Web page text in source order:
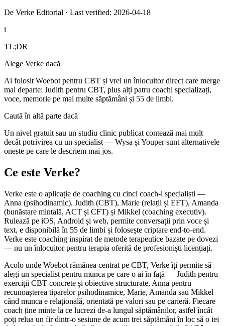
De Verke Editorial · Last verified: 2026-04-18
i
TL;DR
Alege Verke dacă
Ai folosit Woebot pentru CBT și vrei un înlocuitor direct care merge
mai departe: Judith pentru CBT, plus alți patru coachi specializați,
voce, memorie pe mai multe săptămâni și 55 de limbi.
Caută în altă parte dacă
Un nivel gratuit sau un studiu clinic publicat contează mai mult
decât potrivirea cu un specialist — Wysa și Youper sunt alternativele
oneste pe care le descriem mai jos.
Ce este Verke?
Verke este o aplicație de coaching cu cinci coach-i specialiști —
Anna (psihodinamic), Judith (CBT), Marie (relații și EFT), Amanda
(bunăstare mintală, ACT și CFT) și Mikkel (coaching executiv).
Rulează pe iOS, Android și web, permite conversații prin voce și
text, e disponibilă în 55 de limbi și folosește criptare end-to-end.
Verke este coaching inspirat de metode terapeutice bazate pe dovezi
— nu un înlocuitor pentru terapia oferită de profesioniști licențiați.
Acolo unde Woebot rămânea centrat pe CBT, Verke îți permite să
alegi un specialist pentru munca pe care o ai în față — Judith pentru
exerciții CBT concrete și obiective structurate, Anna pentru
recunoașterea tiparelor psihodinamice, Marie, Amanda sau Mikkel
când munca e relațională, orientată pe valori sau pe carieră. Fiecare
coach ține minte la ce lucrezi de-a lungul săptămânilor, astfel încât
poți relua un fir dintr-o sesiune de acum trei săptămâni în loc să o iei